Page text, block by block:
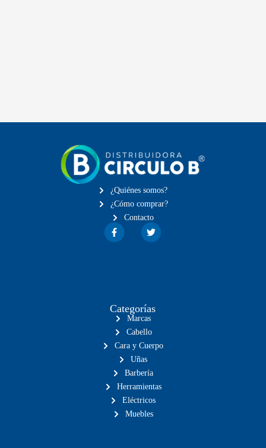
¿Quiénes somos?
¿Cómo comprar?
Contacto
Categorías
Marcas
Cabello
Cara y Cuerpo
Uñas
Barbería
Herramientas
Eléctricos
Muebles